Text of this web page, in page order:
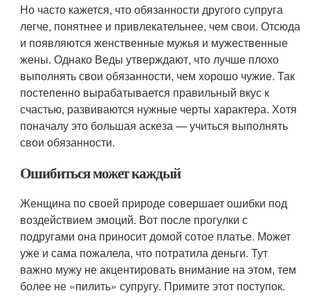
Но часто кажется, что обязанности другого супруга
легче, понятнее и привлекательнее, чем свои. Отсюда
и появляются женственные мужья и мужественные
жены. Однако Веды утверждают, что лучше плохо
выполнять свои обязанности, чем хорошо чужие. Так
постепенно вырабатывается правильный вкус к
счастью, развиваются нужные черты характера. Хотя
поначалу это большая аскеза — учиться выполнять
свои обязанности.
Ошибиться может каждый
Женщина по своей природе совершает ошибки под
воздействием эмоций. Вот после прогулки с
подругами она приносит домой сотое платье. Может
уже и сама пожалела, что потратила деньги. Тут
важно мужу не акцентировать внимание на этом, тем
более не «пилить» супругу. Примите этот поступок.